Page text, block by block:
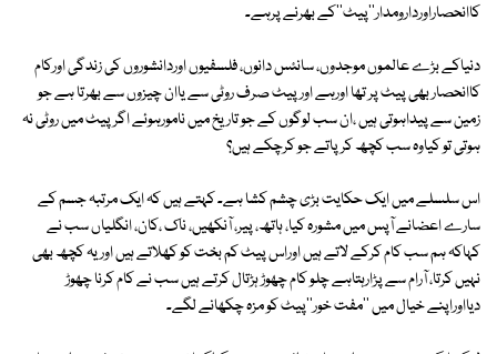
کاانحصاراوردارومدار''پیٹ''کے بھرنے پرہے۔
دنیاکے بڑے عالموں موجدوں، سانئس دانوں، فلسفیوں اوردانشوروں کی زندگی اورکام
کاانحصار بھی پیٹ پر تھا اورہے اورپیٹ صرف روٹی سے یاان چیزوں سے بھرتا ہے جو
زمین سے پیداہوتی ہیں ،ان سب لوگوں کے جو تاریخ میں نامورہوئے اگرپیٹ میں روٹی نہ
ہوتی تو کیاوہ سب کچھ کرپاتے جو کرچکے ہیں؟
اس سلسلے میں ایک حکایت بڑی چشم کشا ہے۔ کہتے ہیں کہ ایک مرتبہ جسم کے
سارے اعضانے آپس میں مشورہ کیا، ہاتھ، پیر، آنکھیں، ناک ،کان، انگلیاں سب نے
کہاکہ ہم سب کام کرکے لاتے ہیں اوراس پیٹ کم بخت کو کھلاتے ہیں اوریہ کچھ بھی
نہیں کرتا، آرام سے پڑارہتاہے چلو کام چھوڑ ہڑتال کرتے ہیں سب نے کام کرنا چھوڑ
دیااوراپنے خیال میں ''مفت خور''پیٹ کو مزہ چکھانے لگے۔